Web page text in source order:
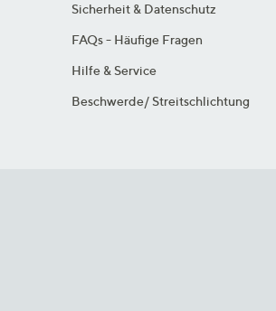
Sicherheit & Datenschutz
FAQs - Häufige Fragen
Hilfe & Service
Beschwerde/ Streitschlichtung